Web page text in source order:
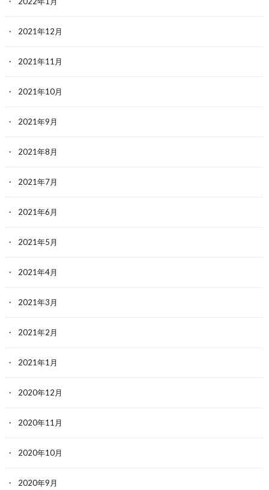
2021年12月
2021年11月
2021年10月
2021年9月
2021年8月
2021年7月
2021年6月
2021年5月
2021年4月
2021年3月
2021年2月
2021年1月
2020年12月
2020年11月
2020年10月
2020年9月